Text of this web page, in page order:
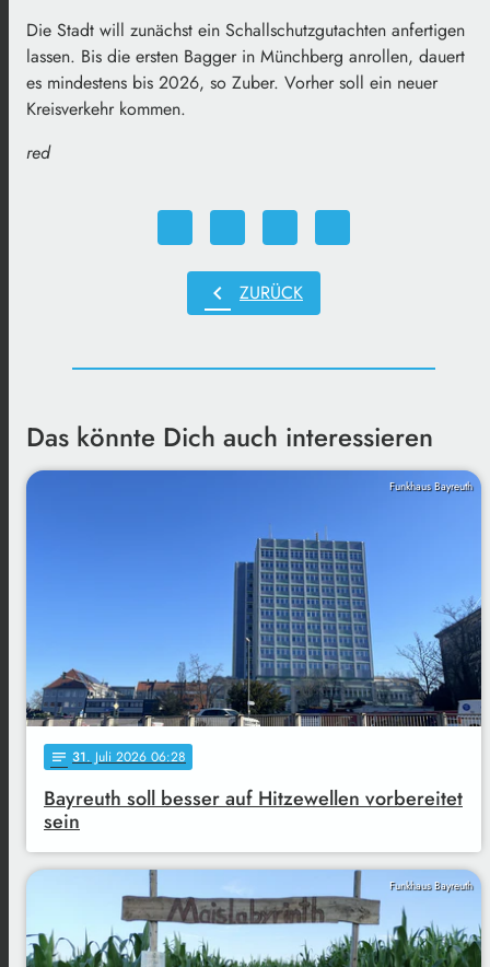
Die Stadt will zunächst ein Schallschutzgutachten anfertigen
lassen. Bis die ersten Bagger in Münchberg anrollen, dauert
es mindestens bis 2026, so Zuber. Vorher soll ein neuer
Kreisverkehr kommen.
red
chevron_left ZURÜCK
Das könnte Dich auch interessieren
Funkhaus Bayreuth
notes 31. Juli 2026 06:28
Bayreuth soll besser auf Hitzewellen vorbereitet
sein
Funkhaus Bayreuth